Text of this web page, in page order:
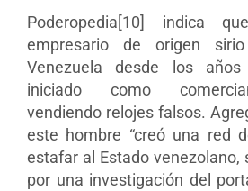
Poderopedia[10] indica
empresario de origen
Venezuela desde los años
iniciado como
vendiendo relojes falsos.
este hombre “creó una red
estafar al Estado venezolano,
por una investigación del